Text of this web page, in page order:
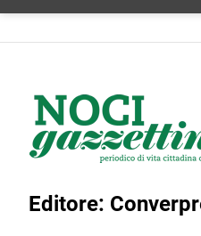
coinvolte
Gnostra Kids
merita un plauso
particolare perché
palcoscenico di
ha coinvolto
Noci Film
presenta la
“Catturare il
il corto
Editore: